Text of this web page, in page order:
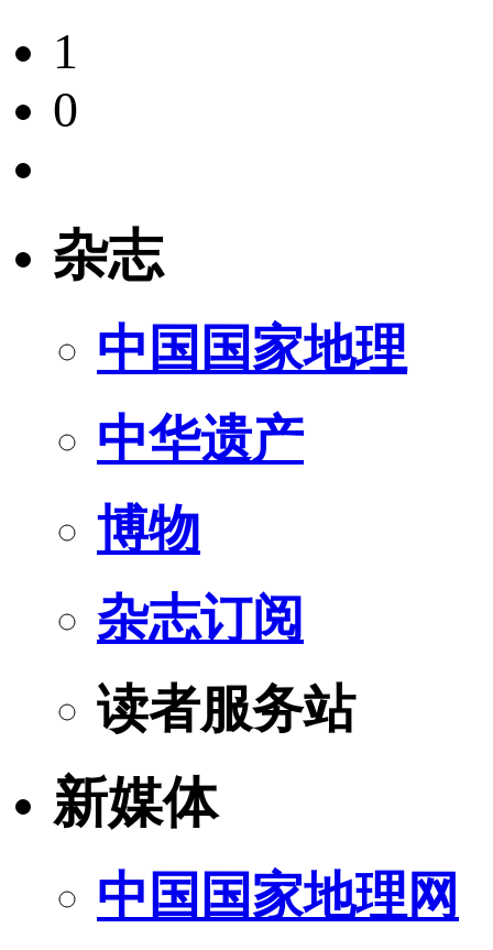
1
0
杂志
中国国家地理
中华遗产
博物
杂志订阅
读者服务站
新媒体
中国国家地理网